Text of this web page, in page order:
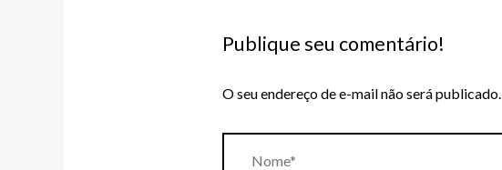
Publique seu comentário!
O seu endereço de e-mail não será publicado.